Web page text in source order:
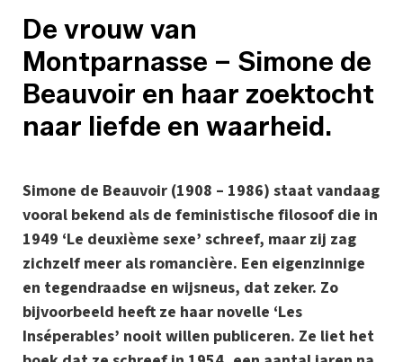
De vrouw van
Montparnasse – Simone de
Beauvoir en haar zoektocht
naar liefde en waarheid.
Simone de Beauvoir (1908 – 1986) staat vandaag
vooral bekend als de feministische filosoof die in
1949 ‘Le deuxième sexe’ schreef, maar zij zag
zichzelf meer als romancière. Een eigenzinnige
en tegendraadse en wijsneus, dat zeker. Zo
bijvoorbeeld heeft ze haar novelle ‘Les
Inséperables’ nooit willen publiceren. Ze liet het